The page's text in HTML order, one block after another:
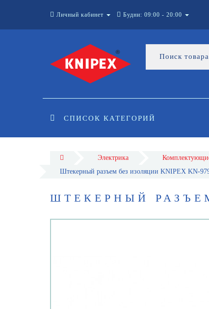
Личный кабинет Будни: 09:00 - 20:00
СПИСОК КАТЕГОРИЙ
Электрика
Штекерный разъем без изоляции KNIPEX KN-
ШТЕКЕРНЫЙ